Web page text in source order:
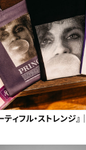
ティフル・ストレンジ